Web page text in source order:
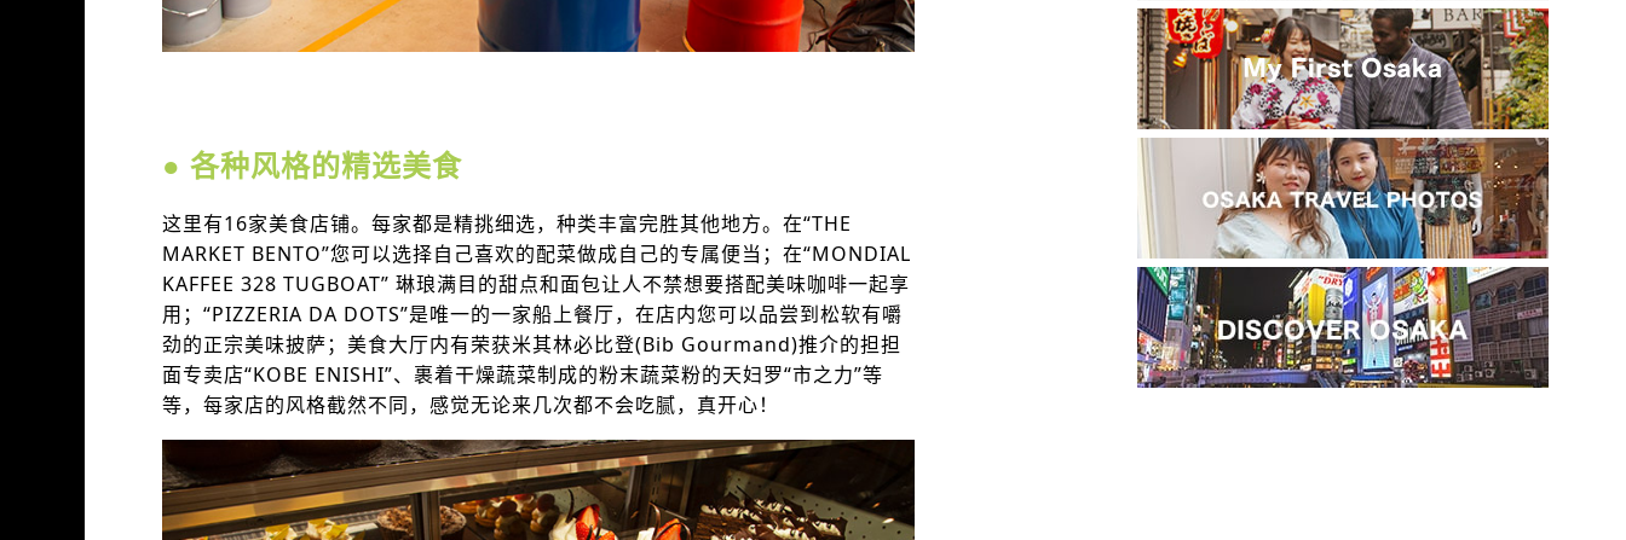
● 各种风格的精选美食
这里有16家美食店铺。每家都是精挑细选，种类丰富完胜其他地方。在“THE
MARKET BENTO”您可以选择自己喜欢的配菜做成自己的专属便当；在“MONDIAL
KAFFEE 328 TUGBOAT” 琳琅满目的甜点和面包让人不禁想要搭配美味咖啡一起享
用；“PIZZERIA DA DOTS”是唯一的一家船上餐厅，在店内您可以品尝到松软有嚼
劲的正宗美味披萨；美食大厅内有荣获米其林必比登(Bib Gourmand)推介的担担
面专卖店“KOBE ENISHI”、裹着干燥蔬菜制成的粉末蔬菜粉的天妇罗“市之力”等
等，每家店的风格截然不同，感觉无论来几次都不会吃腻，真开心！